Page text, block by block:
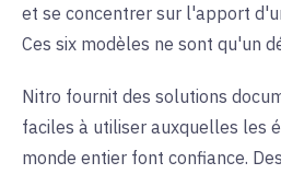
et se concentrer sur l'apport
Ces six modèles ne sont qu'un
Nitro fournit des solutions
faciles à utiliser auxquelles les
monde entier font confiance.